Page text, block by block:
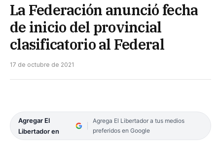
La Federación anunció fecha
de inicio del provincial
clasificatorio al Federal
17 de octubre de 2021
Agregar El
Libertador en
Agrega El Libertador a tus medios
preferidos en Google